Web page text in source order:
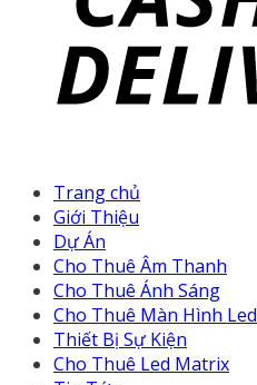
Trang chủ
Giới Thiệu
Dự Án
Cho Thuê Âm Thanh
Cho Thuê Ánh Sáng
Cho Thuê Màn Hình Led
Thiết Bị Sự Kiện
Cho Thuê Led Matrix